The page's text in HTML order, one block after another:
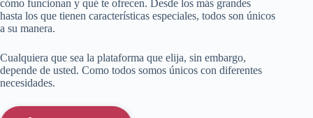
cómo funcionan y qué te ofrecen. Desde los más grandes
hasta los que tienen características especiales, todos son únicos
a su manera.
Cualquiera que sea la plataforma que elija, sin embargo,
depende de usted. Como todos somos únicos con diferentes
necesidades.